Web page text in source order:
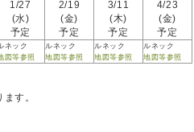
1/27
(水)
予定
2/19
(金)
予定
3/11
(木)
予定
4/23
(金)
予定
ネック
図等参照
ルネック
地図等参照
ルネック
地図等参照
ルネック
地図等参照
す。